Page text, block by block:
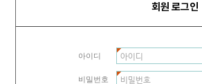
회원 로그인
아이디
비밀번호